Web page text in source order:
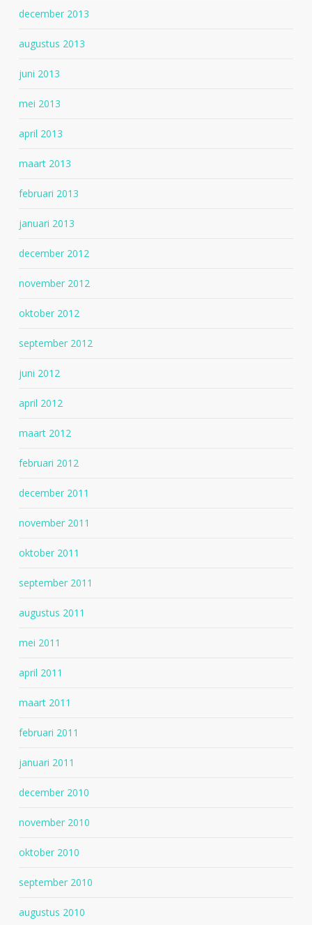
december 2013
augustus 2013
juni 2013
mei 2013
april 2013
maart 2013
februari 2013
januari 2013
december 2012
november 2012
oktober 2012
september 2012
juni 2012
april 2012
maart 2012
februari 2012
december 2011
november 2011
oktober 2011
september 2011
augustus 2011
mei 2011
april 2011
maart 2011
februari 2011
januari 2011
december 2010
november 2010
oktober 2010
september 2010
augustus 2010